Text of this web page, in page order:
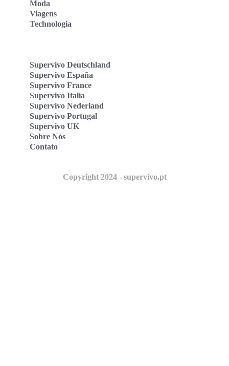
Moda
Viagens
Technologia
Supervivo Deutschland
Supervivo España
Supervivo France
Supervivo Italia
Supervivo Nederland
Supervivo Portugal
Supervivo UK
Sobre Nós
Contato
Copyright 2024 - supervivo.pt